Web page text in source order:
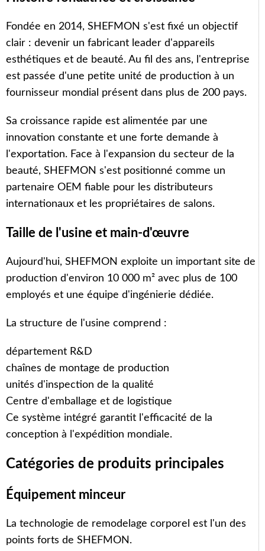
Fondée en 2014, SHEFMON s'est fixé un objectif
clair : devenir un fabricant leader d'appareils
esthétiques et de beauté. Au fil des ans, l'entreprise
est passée d'une petite unité de production à un
fournisseur mondial présent dans plus de 200 pays.
Sa croissance rapide est alimentée par une
innovation constante et une forte demande à
l'exportation. Face à l'expansion du secteur de la
beauté, SHEFMON s'est positionné comme un
partenaire OEM fiable pour les distributeurs
internationaux et les propriétaires de salons.
Taille de l'usine et main-d'œuvre
Aujourd'hui, SHEFMON exploite un important site de
production d'environ 10 000 m² avec plus de 100
employés et une équipe d'ingénierie dédiée.
La structure de l'usine comprend :
département R&D
chaînes de montage de production
unités d'inspection de la qualité
Centre d'emballage et de logistique
Ce système intégré garantit l'efficacité de la
conception à l'expédition mondiale.
Catégories de produits principales
Équipement minceur
La technologie de remodelage corporel est l'un des
points forts de SHEFMON.